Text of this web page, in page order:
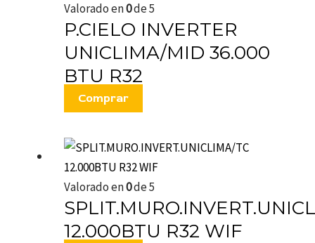
Valorado en0de 5
P.CIELO INVERTER
UNICLIMA/MID 36.000
BTU R32
Comprar
Valorado en0de 5
12.000BTU R32 WIF